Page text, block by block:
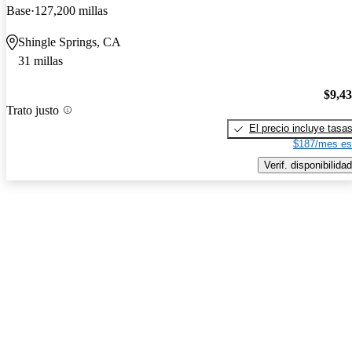
Base 127,200 millas
Shingle Springs, CA
31 millas
Trato justo
El precio incluye tasas
$187/mes
Verif. disponibilidad